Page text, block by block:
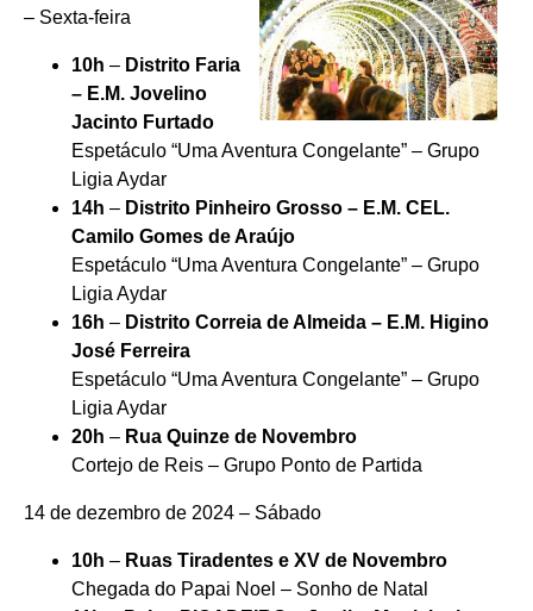
– Sexta-feira
10h – Distrito Faria
– E.M. Jovelino
Jacinto Furtado
Espetáculo “Uma Aventura Congelante” – Grupo
Ligia Aydar
14h – Distrito Pinheiro Grosso – E.M. CEL.
Camilo Gomes de Araújo
Espetáculo “Uma Aventura Congelante” – Grupo
Ligia Aydar
16h – Distrito Correia de Almeida – E.M. Higino
José Ferreira
Espetáculo “Uma Aventura Congelante” – Grupo
Ligia Aydar
20h – Rua Quinze de Novembro
Cortejo de Reis – Grupo Ponto de Partida
14 de dezembro de 2024 – Sábado
10h – Ruas Tiradentes e XV de Novembro
Chegada do Papai Noel – Sonho de Natal